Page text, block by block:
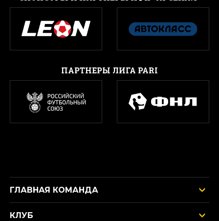
ПАРТНЕРЫ ЛИГА PARI
ГЛАВНАЯ КОМАНДА
КЛУБ